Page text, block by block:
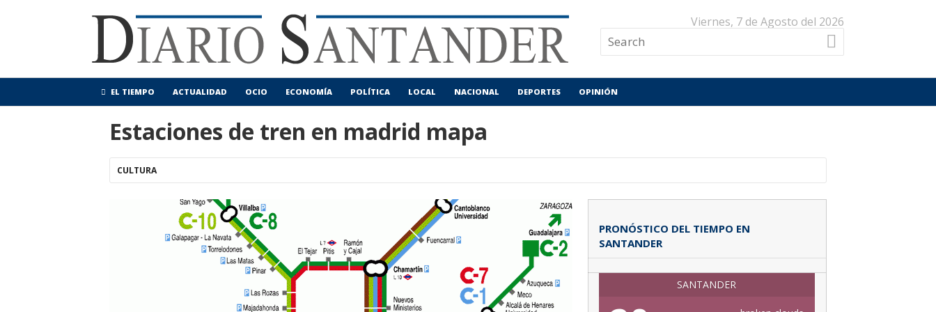
Viernes, 7 de Agosto del 2026
EL TIEMPO ACTUALIDAD OCIO ECONOMÍA POLÍTICA LOCAL NACIONAL DEPORTES OPINIÓN
Estaciones de tren en madrid mapa
CULTURA
PRONÓSTICO DEL TIEMPO EN
SANTANDER
SANTANDER